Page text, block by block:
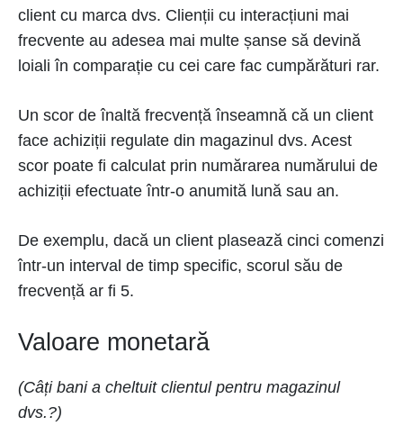
client cu marca dvs. Clienții cu interacțiuni mai
frecvente au adesea mai multe șanse să devină
loiali în comparație cu cei care fac cumpărături rar.
Un scor de înaltă frecvență înseamnă că un client
face achiziții regulate din magazinul dvs. Acest
scor poate fi calculat prin numărarea numărului de
achiziții efectuate într-o anumită lună sau an.
De exemplu, dacă un client plasează cinci comenzi
într-un interval de timp specific, scorul său de
frecvență ar fi 5.
Valoare monetară
(Câți bani a cheltuit clientul pentru magazinul
dvs.?)